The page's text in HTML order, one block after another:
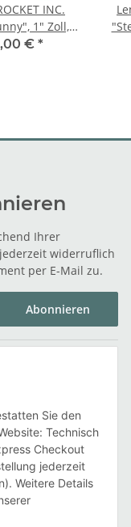
INC.
1" Zoll,
€ *
Ihrer
widerruflich
per E-Mail zu.
Abonnieren
Sie den
Technisch
Checkout
jederzeit
Weitere Details